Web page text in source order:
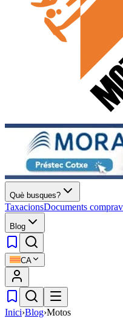
Què busques?
TaxacionsDocuments
Blog
CA
Inici›Blog›Motos